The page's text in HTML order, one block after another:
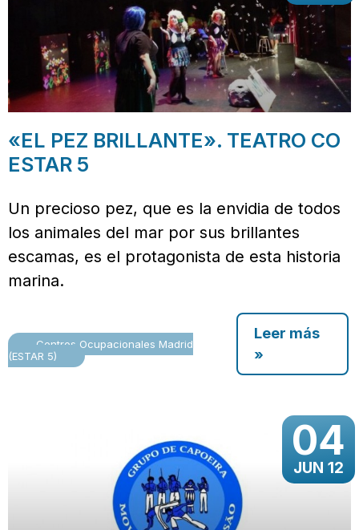
«EL PEZ BRILLANTE». TEATRO CO
ESTAR 5
Un precioso pez, que es la envidia de todos
los animales del mar por sus brillantes
escamas, es el protagonista de esta historia
marina.
Centros Ocupacionales Madrid
(ESTAR 5)
Leer más
»
04
JUN 12